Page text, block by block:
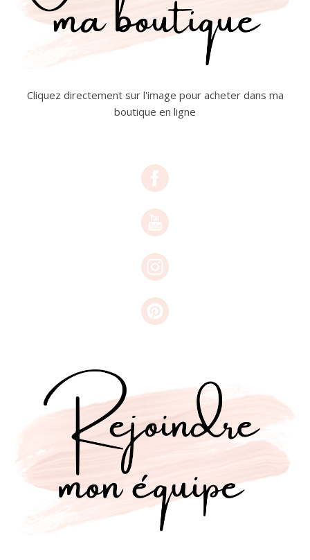
Cliquez directement sur l'image pour acheter dans ma
boutique en ligne